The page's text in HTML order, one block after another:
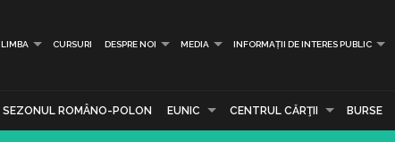
LIMBA CURSURI DESPRE NOI MEDIA INFORMAȚII DE INTERES PUBLIC
SEZONUL ROMÂNO-POLON EUNIC CENTRUL CĂRŢII BURSE